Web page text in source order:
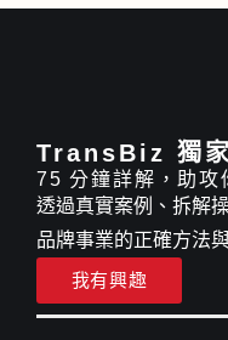
TransBiz 獨
75 分鐘詳解，助攻
透過真實案例、拆解
品牌事業的正確方法
我有興趣